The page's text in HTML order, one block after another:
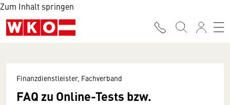
Zum Inhalt springen
Finanzdienstleister, Fachverband
FAQ zu Online-Tests bzw.